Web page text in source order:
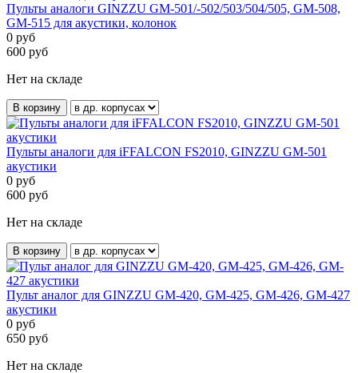
Пульты аналоги GINZZU GM-501/-502/503/504/505, GM-508,
GM-515 для акустики, колонок
0 руб
600 руб
Нет на складе
В корзину
Пульты аналоги для iFFALCON FS2010, GINZZU GM-501
акустики
0 руб
600 руб
Нет на складе
В корзину
Пульт аналог для GINZZU GM-420, GM-425, GM-426, GM-427
акустики
0 руб
650 руб
Нет на складе